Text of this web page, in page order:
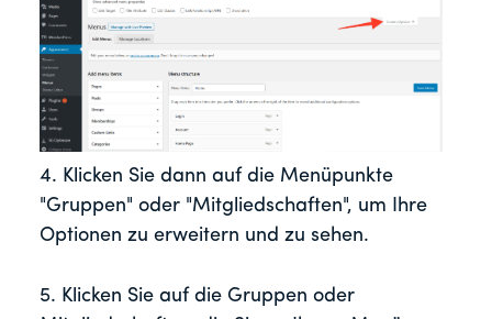
4. Klicken Sie dann auf die Menüpunkte
"Gruppen" oder "Mitgliedschaften", um Ihre
Optionen zu erweitern und zu sehen.
5. Klicken Sie auf die Gruppen oder